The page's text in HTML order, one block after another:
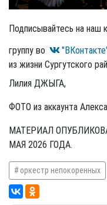
Подписывайтесь на наш
группу во
из жизни Сургутского
Лилия ДЖЫГА,
ФОТО из аккаунта
МАТЕРИАЛ
МАЯ 2026 ГОДА.
оркестр непокоренных